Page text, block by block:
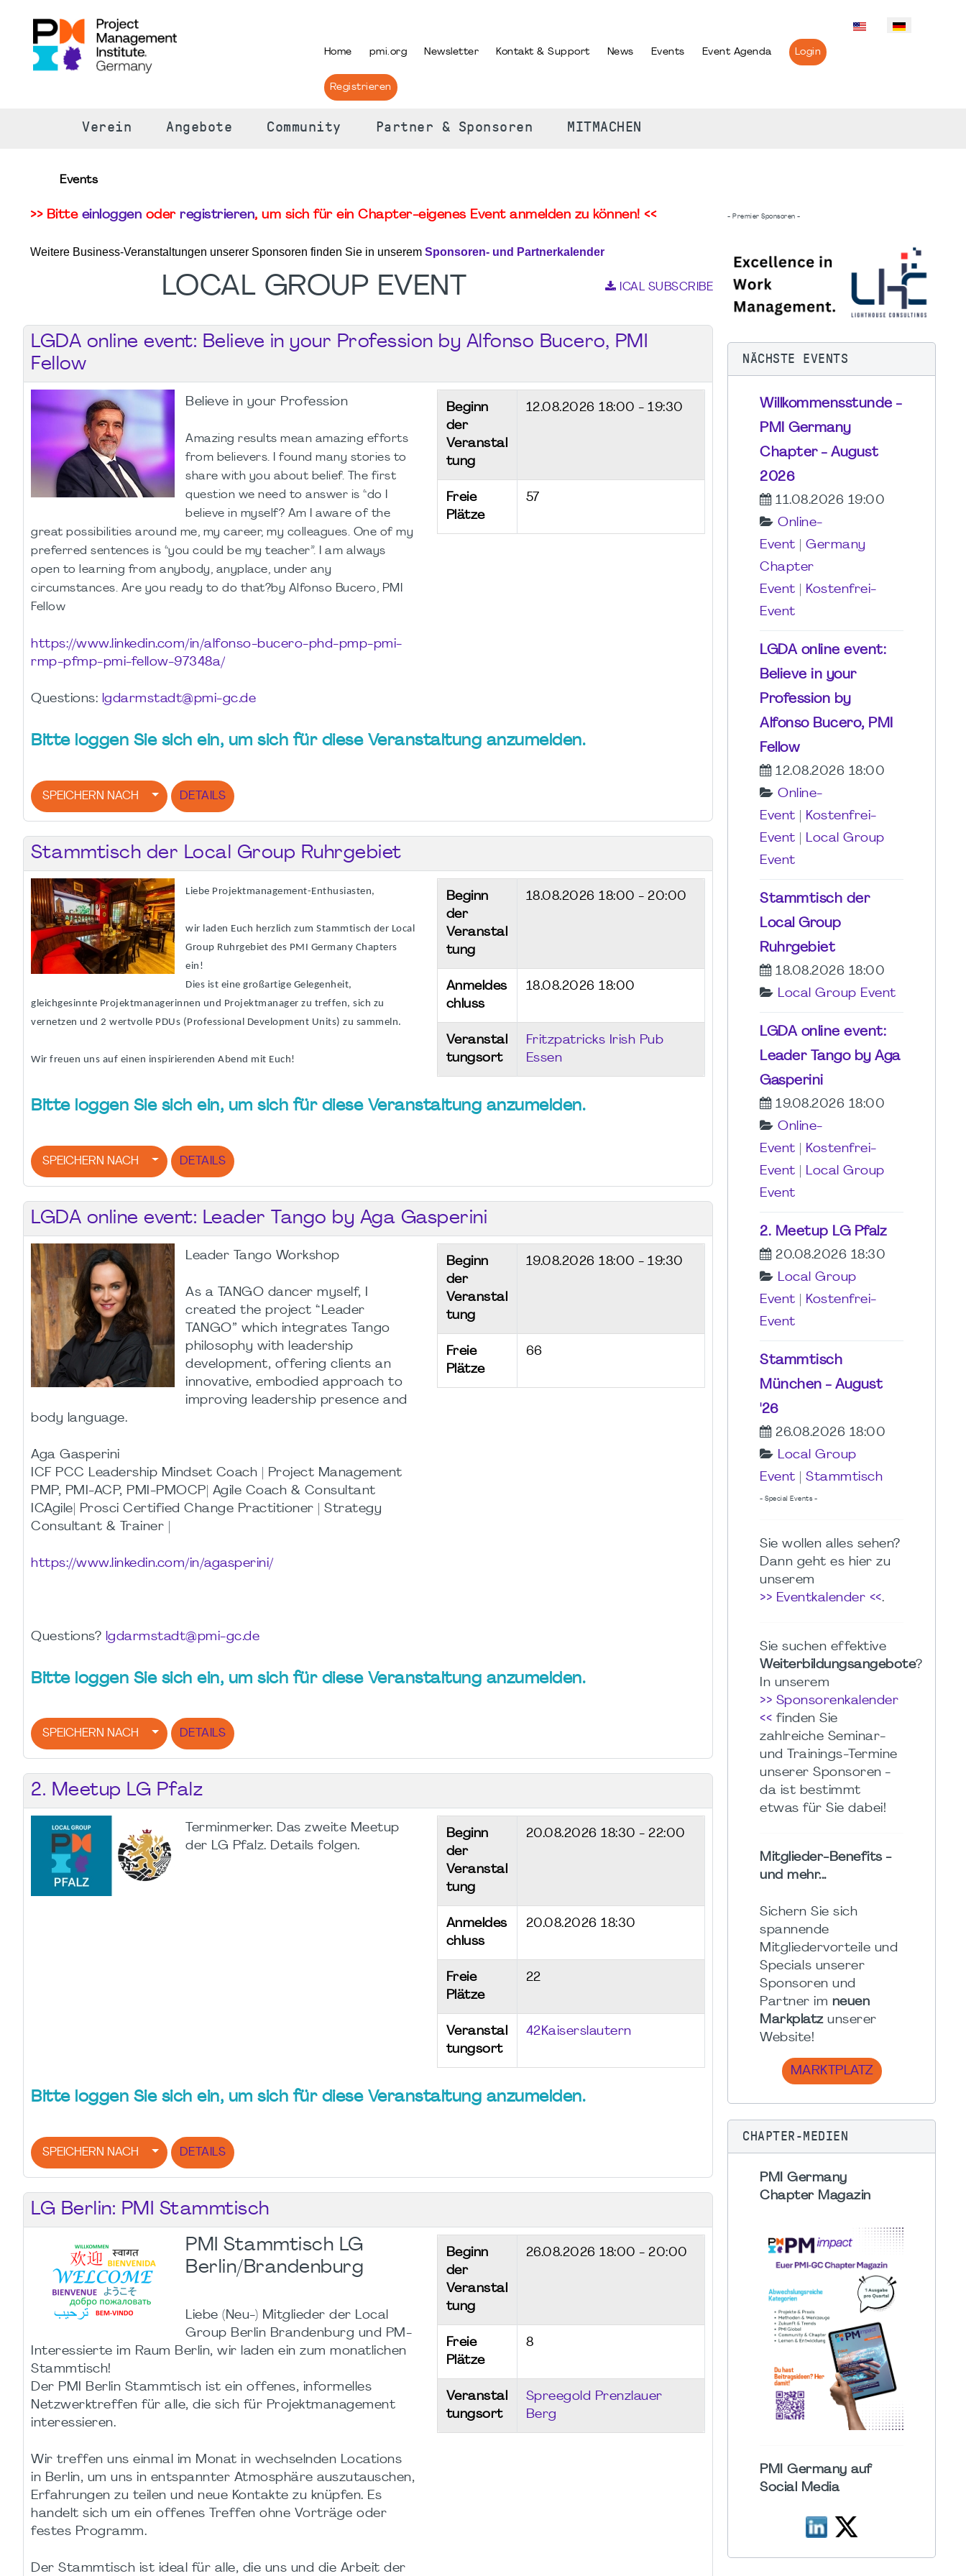
Home pmi.org Newsletter Kontakt & Support News Events Event Agenda Login
Registrieren
Verein Angebote Community Partner & Sponsoren MITMACHEN
Events
>> Bitte einloggen oder registrieren, um sich für ein Chapter-eigenes Event anmelden zu können! <<
Weitere Business-Veranstaltungen unserer Sponsoren finden Sie in unserem Sponsoren- und Partnerkalender
LOCAL GROUP EVENT ICAL SUBSCRIBE
LGDA online event: Believe in your Profession by Alfonso Bucero, PMI
Fellow
Believe in your Profession
Amazing results mean amazing efforts
from believers. I found many stories to
share with you about belief. The first
question we need to answer is “do I
believe in myself? Am I aware of the
great possibilities around me, my career, my colleagues. One of my
preferred sentences is “you could be my teacher”. I am always
open to learning from anybody, anyplace, under any
circumstances. Are you ready to do that?by Alfonso Bucero, PMI
Fellow
https://www.linkedin.com/in/alfonso-bucero-phd-pmp-pmi-
rmp-pfmp-pmi-fellow-97348a/
Questions: lgdarmstadt@pmi-gc.de
Beginn
der
Veranstal
tung
12.08.202618:00 - 19:30
Freie
Plätze
57
Bitte loggen Sie sich ein, um sich für diese Veranstaltung anzumelden.
SPEICHERN NACH DETAILS
Stammtisch der Local Group Ruhrgebiet
Liebe Projektmanagement-Enthusiasten,
wir laden Euch herzlich zum Stammtisch der Local
Group Ruhrgebiet des PMI Germany Chapters
ein!
Dies ist eine großartige Gelegenheit,
gleichgesinnte Projektmanagerinnen und Projektmanager zu treffen, sich zu
vernetzen und 2 wertvolle PDUs (Professional Development Units) zu sammeln.
Wir freuen uns auf einen inspirierenden Abend mit Euch!
Beginn
der
Veranstal
tung
18.08.202618:00 - 20:00
Anmeldes
chluss
18.08.2026 18:00
Veranstal
tungsort
Fritzpatricks Irish Pub
Essen
Bitte loggen Sie sich ein, um sich für diese Veranstaltung anzumelden.
SPEICHERN NACH DETAILS
LGDA online event: Leader Tango by Aga Gasperini
Leader Tango Workshop
As a TANGO dancer myself, I
created the project “Leader
TANGO” which integrates Tango
philosophy with leadership
development, offering clients an
innovative, embodied approach to
improving leadership presence and
body language.
Aga Gasperini
ICF PCC Leadership Mindset Coach | Project Management
PMP, PMI-ACP, PMI-PMOCP| Agile Coach & Consultant
ICAgile| Prosci Certified Change Practitioner | Strategy
Consultant & Trainer |
https://www.linkedin.com/in/agasperini/
Questions? lgdarmstadt@pmi-gc.de
Beginn
der
Veranstal
tung
19.08.202618:00 - 19:30
Freie
Plätze
66
Bitte loggen Sie sich ein, um sich für diese Veranstaltung anzumelden.
SPEICHERN NACH DETAILS
2. Meetup LG Pfalz
Terminmerker. Das zweite Meetup
der LG Pfalz. Details folgen.
Beginn
der
Veranstal
tung
20.08.202618:30 - 22:00
Anmeldes
chluss
20.08.2026 18:30
Freie
Plätze
22
Veranstal
tungsort
42Kaiserslautern
Bitte loggen Sie sich ein, um sich für diese Veranstaltung anzumelden.
SPEICHERN NACH DETAILS
LG Berlin: PMI Stammtisch
PMI Stammtisch LG
Berlin/Brandenburg
Liebe (Neu-) Mitglieder der Local
Group Berlin Brandenburg und PM-
Interessierte im Raum Berlin, wir laden ein zum monatlichen
Stammtisch!
Der PMI Berlin Stammtisch ist ein offenes, informelles
Netzwerktreffen für alle, die sich für Projektmanagement
interessieren.
Wir treffen uns einmal im Monat in wechselnden Locations
in Berlin, um uns in entspannter Atmosphäre auszutauschen,
Erfahrungen zu teilen und neue Kontakte zu knüpfen. Es
handelt sich um ein offenes Treffen ohne Vorträge oder
festes Programm.
Der Stammtisch ist ideal für alle, die uns und die Arbeit der
Beginn
der
Veranstal
tung
26.08.202618:00 - 20:00
Freie
Plätze
8
Veranstal
tungsort
Spreegold Prenzlauer
Berg
- Premier Sponsoren -
NÄCHSTE EVENTS
Willkommensstunde -
PMI Germany
Chapter - August
2026
11.08.2026 19:00
Online-
Event
Germany
Chapter
Event
Kostenfrei-
Event
LGDA online event:
Believe in your
Profession by
Alfonso Bucero, PMI
Fellow
12.08.2026 18:00
Online-
Event
Kostenfrei-
Event
Local Group
Event
Stammtisch der
Local Group
Ruhrgebiet
18.08.2026 18:00
Local Group Event
LGDA online event:
Leader Tango by Aga
Gasperini
19.08.2026 18:00
Online-
Event
Kostenfrei-
Event
Local Group
Event
2. Meetup LG Pfalz
20.08.2026 18:30
Local Group
Event
Kostenfrei-
Event
Stammtisch
München - August
'26
26.08.2026 18:00
Local Group
Event
Stammtisch
- Special Events -
Sie wollen alles sehen?
Dann geht es hier zu
unserem
>> Eventkalender <<.
Sie suchen effektive
Weiterbildungsangebote?
In unserem
>> Sponsorenkalender
<< finden Sie
zahlreiche Seminar-
und Trainings-Termine
unserer Sponsoren -
da ist bestimmt
etwas für Sie dabei!
Mitglieder-Benefits -
und mehr...
Sichern Sie sich
spannende
Mitgliedervorteile und
Specials unserer
Sponsoren und
Partner im neuen
Markplatzunserer
Website!
MARKTPLATZ
CHAPTER-MEDIEN
PMI Germany
Chapter Magazin
PMI Germany auf
Social Media